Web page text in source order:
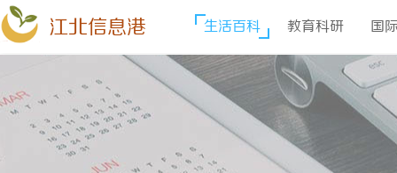
江北信息港 生活百科 教育科研 国